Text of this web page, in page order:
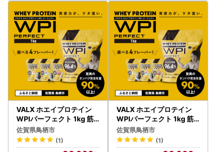
VALX ホエイプロテイン
WPIパーフェクト 1kg 筋
トレ 5営業日以内発送 タ
ンパク質 バルクス 国産プ
ロテイン 健康 美容 美味し
佐賀県鳥栖市
(1)
VALX ホエイプロテイン
WPIパーフェクト 1kg 筋
トレ 5営業日以内発送 タ
ンパク質 バルクス 国産プ
ロテイン 健康 美容 美味し
佐賀県鳥栖市
(1)